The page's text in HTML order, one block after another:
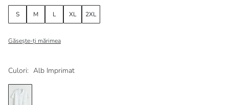
Culori: Alb Imprimat
S M L XL 2XL
Găsește-ți mărimea